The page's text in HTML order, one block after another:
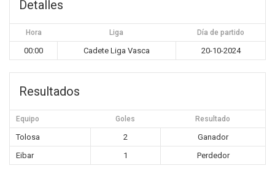
Detalles
Hora Liga Día de partido
00:00 Cadete Liga Vasca 20-10-2024
Resultados
Equipo Goles Resultado
Tolosa 2
Ganador
Eibar
1 Perdedor